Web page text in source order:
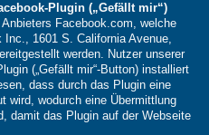
Plugin („Gefällt mir“)
Facebook.com, welche
1601 S. California Avenue,
werden. Nutzer unserer
(„Gefällt mir“-Button) installiert
dass durch das Plugin eine
wird, wodurch eine Übermittlung
damit das Plugin auf der Webseite